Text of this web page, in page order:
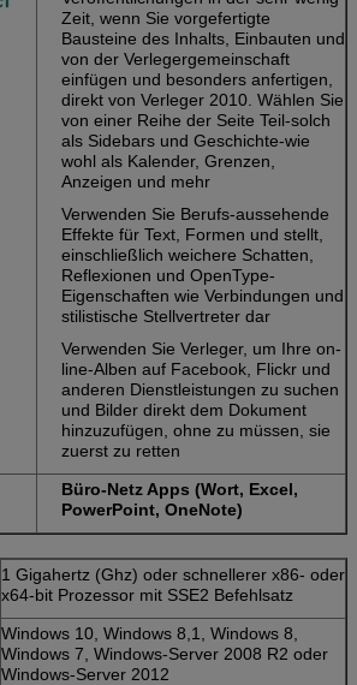
Zeit, wenn Sie vorgefertigte
Bausteine des Inhalts, Einbauten und
von der Verlegergemeinschaft
einfügen und besonders anfertigen,
direkt von Verleger 2010. Wählen Sie
von einer Reihe der Seite Teil-solch
als Sidebars und Geschichte-wie
wohl als Kalender, Grenzen,
Anzeigen und mehr
Verwenden Sie Berufs-aussehende
Effekte für Text, Formen und stellt,
einschließlich weichere Schatten,
Reflexionen und OpenType-
Eigenschaften wie Verbindungen und
stilistische Stellvertreter dar
Verwenden Sie Verleger, um Ihre on-
line-Alben auf Facebook, Flickr und
anderen Dienstleistungen zu suchen
und Bilder direkt dem Dokument
hinzuzufügen, ohne zu müssen, sie
zuerst zu retten
Büro-Netz Apps (Wort, Excel,
PowerPoint, OneNote)
1 Gigahertz (Ghz) oder schnellerer x86- oder
x64-bit Prozessor mit SSE2 Befehlsatz
Windows 10, Windows 8,1, Windows 8,
Windows 7, Windows-Server 2008 R2 oder
Windows-Server 2012